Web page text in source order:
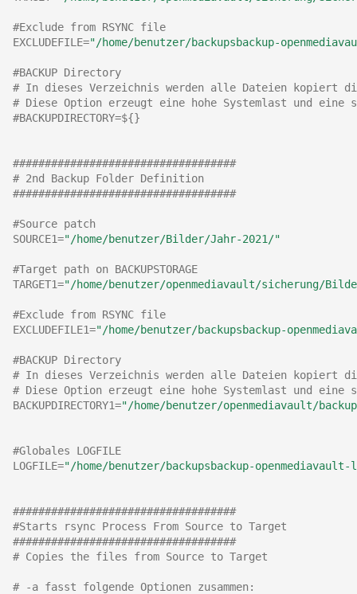
Mai 2020
April 2020
März 2020
Dezember 2019
November 2019
Oktober 2019
Oktober 2018
Mai 2018
Februar 2018
#Exclude from RSYNC file
EXCLUDEFILE="/home/benutzer/backupsbackup-
#BACKUP Directory
# In dieses Verzeichnis werden alle Dateien kopiert
# Diese Option erzeugt eine hohe Systemlast und
#BACKUPDIRECTORY=${}
###################################
# 2nd Backup Folder Definition
###################################
#Source patch
SOURCE1="/home/benutzer/Bilder/Jahr-2021/"
#Target path on BACKUPSTORAGE
TARGET1="/home/benutzer/openmediavault/sicherung/
#Exclude from RSYNC file
EXCLUDEFILE1="/home/benutzer/backupsbackup-
#BACKUP Directory
# In dieses Verzeichnis werden alle Dateien kopiert
# Diese Option erzeugt eine hohe Systemlast und
BACKUPDIRECTORY1="/home/benutzer/openmediavault/
#Globales LOGFILE
LOGFILE="/home/benutzer/backupsbackup-
###################################
#Starts rsync Process From Source to Target
###################################
# Copies the files from Source to Target
# -a fasst folgende Optionen zusammen: